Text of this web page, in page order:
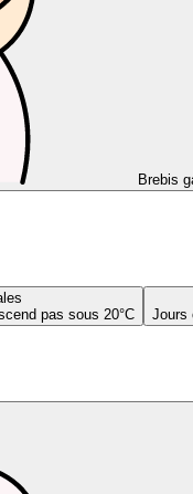
Brebis
pas sous 20°C
Jours